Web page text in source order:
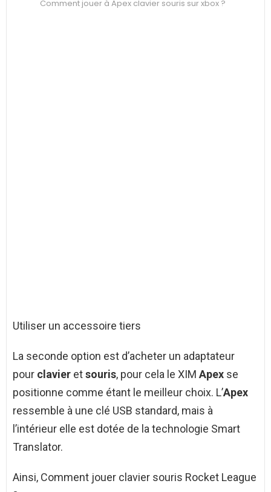
Comment jouer à Apex clavier souris sur xbox ?
Utiliser un accessoire tiers
La seconde option est d’acheter un adaptateur
pour clavier etsouris, pour cela le XIM Apex se
positionne comme étant le meilleur choix. L’Apex
ressemble à une clé USB standard, mais à
l’intérieur elle est dotée de la technologie Smart
Translator.
Ainsi, Comment jouer clavier souris Rocket League